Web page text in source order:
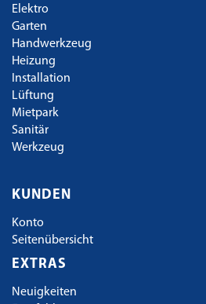
Elektro
Garten
Handwerkzeug
Heizung
Installation
Lüftung
Mietpark
Sanitär
Werkzeug
KUNDEN
Konto
Seitenübersicht
EXTRAS
Neuigkeiten